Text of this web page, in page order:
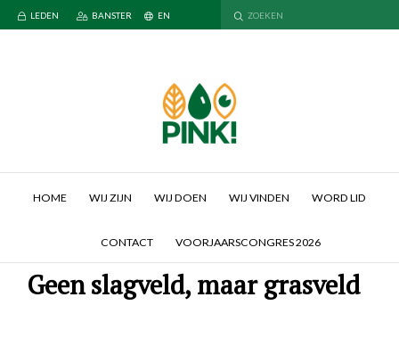
LEDEN BANSTER EN
HOME WIJ ZIJN WIJ DOEN WIJ VINDEN WORD LID
CONTACT VOORJAARSCONGRES 2026
Geen slagveld, maar grasveld